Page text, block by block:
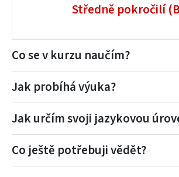
Středně pokročilí
Co se v kurzu naučím?
Jak probíhá výuka?
Jak určím svoji jazykovou
Co ještě potřebuji vědět?